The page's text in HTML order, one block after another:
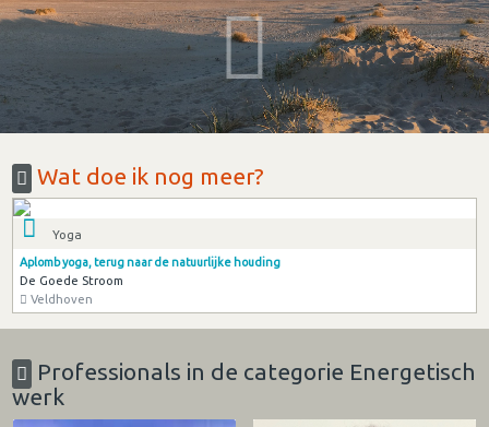
Wat doe ik nog meer?
Yoga
Aplomb yoga, terug naar de natuurlijke houding
De Goede Stroom
Veldhoven
Professionals in de categorie Energetisch
werk